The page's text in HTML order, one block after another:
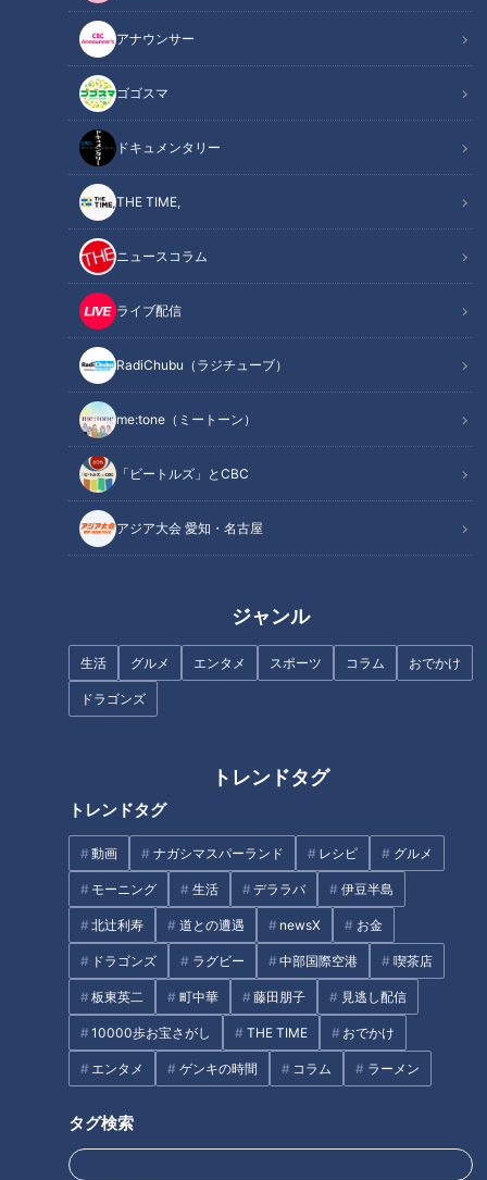
アナウンサー
ゴゴスマ
ドキュメンタリー
THE TIME,
ニュースコラム
ライブ配信
RadiChubu（ラジチューブ）
me:tone（ミートーン）
「ビートルズ」とCBC
アジア大会 愛知・名古屋
ジャンル
生活 グルメ エンタメ スポーツ コラム おでかけ
ドラゴンズ
トレンドタグ
トレンドタグ
動画 ナガシマスパーランド レシピ グルメ
モーニング 生活 デララバ 伊豆半島
北辻利寿 道との遭遇 newsX お金
ドラゴンズ ラグビー 中部国際空港 喫茶店
板東英二 町中華 藤田朋子 見逃し配信
10000歩お宝さがし THE TIME おでかけ
エンタメ ゲンキの時間 コラム ラーメン
タグ検索
鹿取茂雄さんと、戦時中に日本軍が造った“軍道”を巡ります。
藪をかき分けて山中に眠るかつての軍事施設を目指す！
ついに発見！綺麗に残るコンクリート造りの観測所跡
オススメ関連コンテンツ
藪をかき分けて山中に眠るかつての軍事施設を目
指す！
鹿取さんと一緒に旅をするのは、プロのギャル・ぱにぱにぱに
ぱにともちんぱさん。2人は神奈川県横須賀市を訪れ、鹿取さ
戦時中、東京湾を守るために三浦半島と房総半島には、敵を攻
撃する砲台など32もの軍事施設が設置されました。これを
「東京湾要塞」と呼んでいたそうで、2人は砲台に指示を出し
ていたとされる観測所跡を目指します。